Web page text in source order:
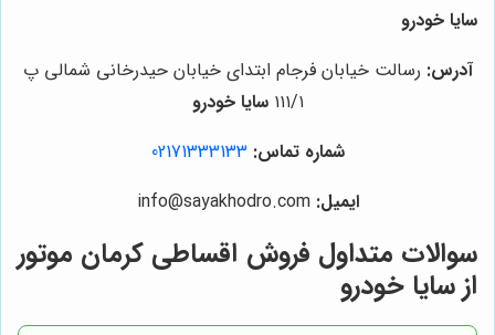
سایا خودرو
آدرس: رسالت خیابان فرجام ابتدای خیابان حیدرخانی شمالی پ
۱۱۱/۱ سایا خودرو
شماره تماس: 02171333133
ایمیل: info@sayakhodro.com
سوالات متداول فروش اقساطی کرمان موتور
از سایا خودرو